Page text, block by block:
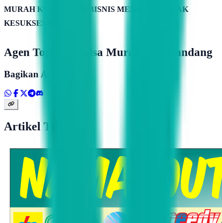
MURAH KAMIMITRA BISNIS MENUJU PUNCAK
KESUKSESAN
Agen Topindo Pulsa Murah Di Kwandang
Bagikan Artikel
Artikel Terkait